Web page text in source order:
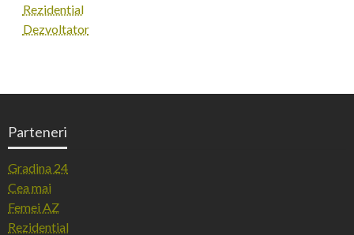
Rezidential
Dezvoltator
Parteneri
Gradina 24
Cea mai
Femei AZ
Rezidential